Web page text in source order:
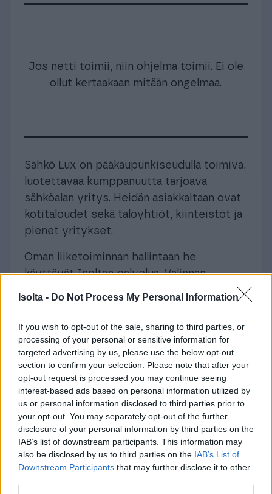
Isolta - Do Not Process My Personal Information
If you wish to opt-out of the sale, sharing to third parties, or
processing of your personal or sensitive information for
targeted advertising by us, please use the below opt-out
section to confirm your selection. Please note that after your
opt-out request is processed you may continue seeing
interest-based ads based on personal information utilized by
us or personal information disclosed to third parties prior to
your opt-out. You may separately opt-out of the further
disclosure of your personal information by third parties on the
IAB’s list of downstream participants. This information may
also be disclosed by us to third parties on the IAB’s List of
Downstream Participants that may further disclose it to other
Jos netti toimii, niin ohjelma toimii. Ei ole
ollut kertaakaan mitään ongelmaa.
Sähkö Lux on pääkaupunkiseudulla toimiva,
luotettavaa kumppanuutta tarjoava
sähköalan yritys. Heidän asiakkaitaan ovat
kotitaloudet sekä taloyhtiöt, kiinteistöt ja
pienet yritykset.
Oman liiketoiminnan hallintaan he
käyttävät Isoltan palvelua. Valinnan
perusteina olivat mm. helppokäyttöisyys,
ominaisuudet.
Katso videolta lisää mitä Sähkö Lux tekee
ja mitä mieltä he ovat palvelustamme.
Lähetä ja vastaanota
verkkolaskut
vaivattomasti